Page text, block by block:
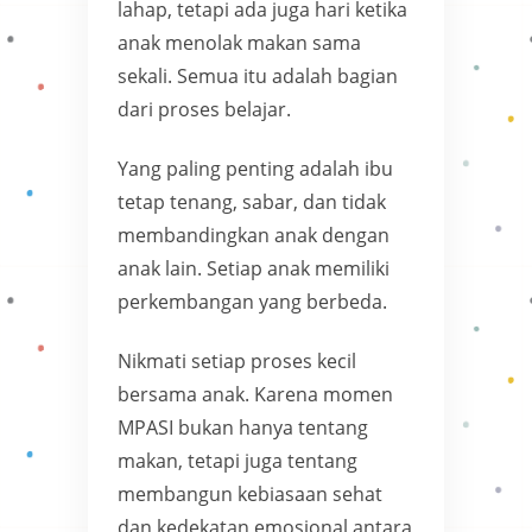
lahap, tetapi ada juga hari ketika
anak menolak makan sama
sekali. Semua itu adalah bagian
dari proses belajar.
Yang paling penting adalah ibu
tetap tenang, sabar, dan tidak
membandingkan anak dengan
anak lain. Setiap anak memiliki
perkembangan yang berbeda.
Nikmati setiap proses kecil
bersama anak. Karena momen
MPASI bukan hanya tentang
makan, tetapi juga tentang
membangun kebiasaan sehat
dan kedekatan emosional antara